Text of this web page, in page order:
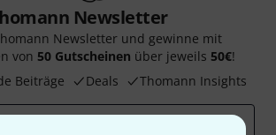
Newsletter
Newsletter und gewinne mit
von 50 Gutscheinen über jeweils 50€!
Beiträge
Deals Thomann Insights